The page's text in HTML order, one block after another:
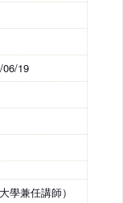
06/19
學兼任講師）